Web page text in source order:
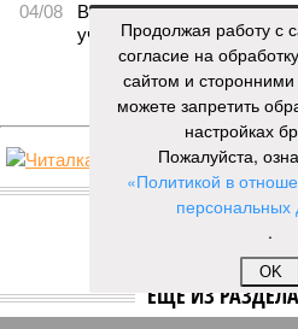
04/08
В Дагестане нашли
участков под жилую
ЕЩЕ
НОВОСТИ
Новости
ЕЩЕ ИЗ
Продолжая работу с
согласие на
сайтом и
можете запретить
настройках
Пожалуйста,
«Политикой в
персональных
.
OK